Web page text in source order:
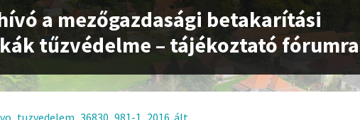
a mezőgazdasági betakarítási
tűzvédelme – tájékoztató fórumra